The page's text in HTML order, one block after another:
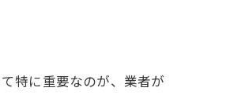
特に重要なのが、業者が